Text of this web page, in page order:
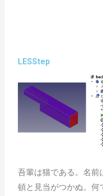
LESStep
吾輩は猫である。名前
頓と見当がつかぬ。何